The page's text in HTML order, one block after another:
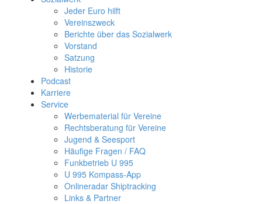
Jeder Euro hilft
Vereinszweck
Berichte über das Sozialwerk
Vorstand
Satzung
Historie
Podcast
Karriere
Service
Werbematerial für Vereine
Rechtsberatung für Vereine
Jugend & Seesport
Häufige Fragen / FAQ
Funkbetrieb U 995
U 995 Kompass-App
Onlineradar Shiptracking
Links & Partner